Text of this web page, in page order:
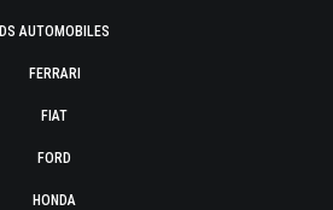
DS AUTOMOBILES
FERRARI
FIAT
FORD
HONDA